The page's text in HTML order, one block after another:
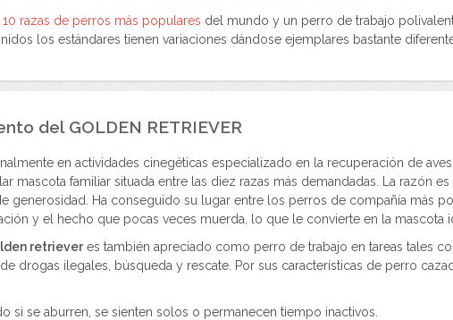
10 razas de perros más populares del mundo y un perro de trabajo
los estándares tienen variaciones dándose ejemplares bastante
del GOLDEN RETRIEVER
en actividades cinegéticas especializado en la recuperación de
mascota familiar situada entre las diez razas más demandadas. La razón
Ha conseguido su lugar entre los perros de compañía más
y el hecho que pocas veces muerda, lo que le convierte en la mascota
retrieveres también apreciado como perro de trabajo en tareas tales
drogas ilegales, búsqueda y rescate. Por sus características de perro
si se aburren, se sienten solos o permanecen tiempo inactivos.